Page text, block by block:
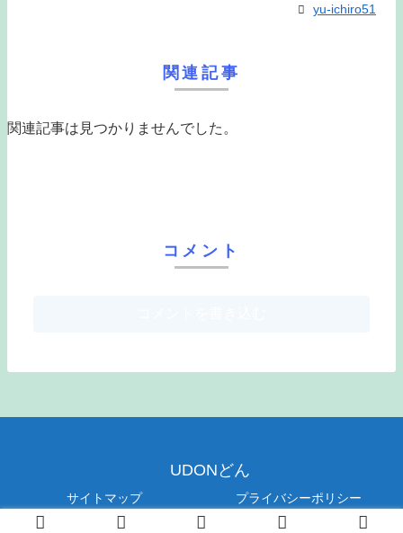
yu-ichiro51
関連記事
関連記事は見つかりませんでした。
コメント
UDONどん
サイトマップ プライバシーポリシー
© 2019 UDONどん.